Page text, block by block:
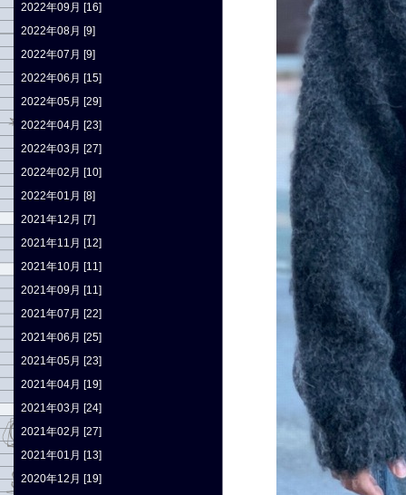
2022年09月 [16]
2022年08月 [9]
2022年07月 [9]
2022年06月 [15]
2022年05月 [29]
2022年04月 [23]
2022年03月 [27]
2022年02月 [10]
2022年01月 [8]
2021年12月 [7]
2021年11月 [12]
2021年10月 [11]
2021年09月 [11]
2021年07月 [22]
2021年06月 [25]
2021年05月 [23]
2021年04月 [19]
2021年03月 [24]
2021年02月 [27]
2021年01月 [13]
2020年12月 [19]